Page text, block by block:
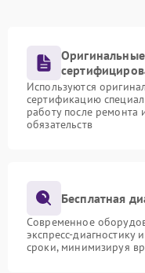
Используются
сертификацию
работу после ремонта
обязательств
Бесплатная
Современное
экспресс-диагностику
сроки, минимизируя